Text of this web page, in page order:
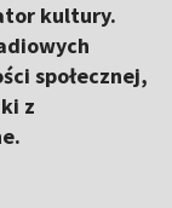
kultury.
społecznej,
z